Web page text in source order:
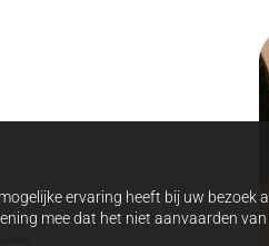
ervaring heeft bij uw bezoek
mee dat het niet aanvaarden